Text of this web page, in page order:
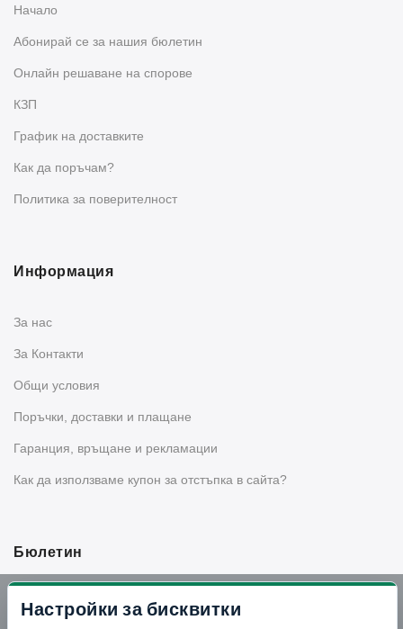
Начало
Абонирай се за нашия бюлетин
Oнлайн решаване на спорове
КЗП
График на доставките
Как да поръчам?
Политика за поверителност
Информация
За нас
За Контакти
Общи условия
Поръчки, доставки и плащане
Гаранция, връщане и рекламации
Как да използваме купон за отстъпка в сайта?
Бюлетин
Вземи -10% отстъпка в Telegram
Настройки за бисквитки